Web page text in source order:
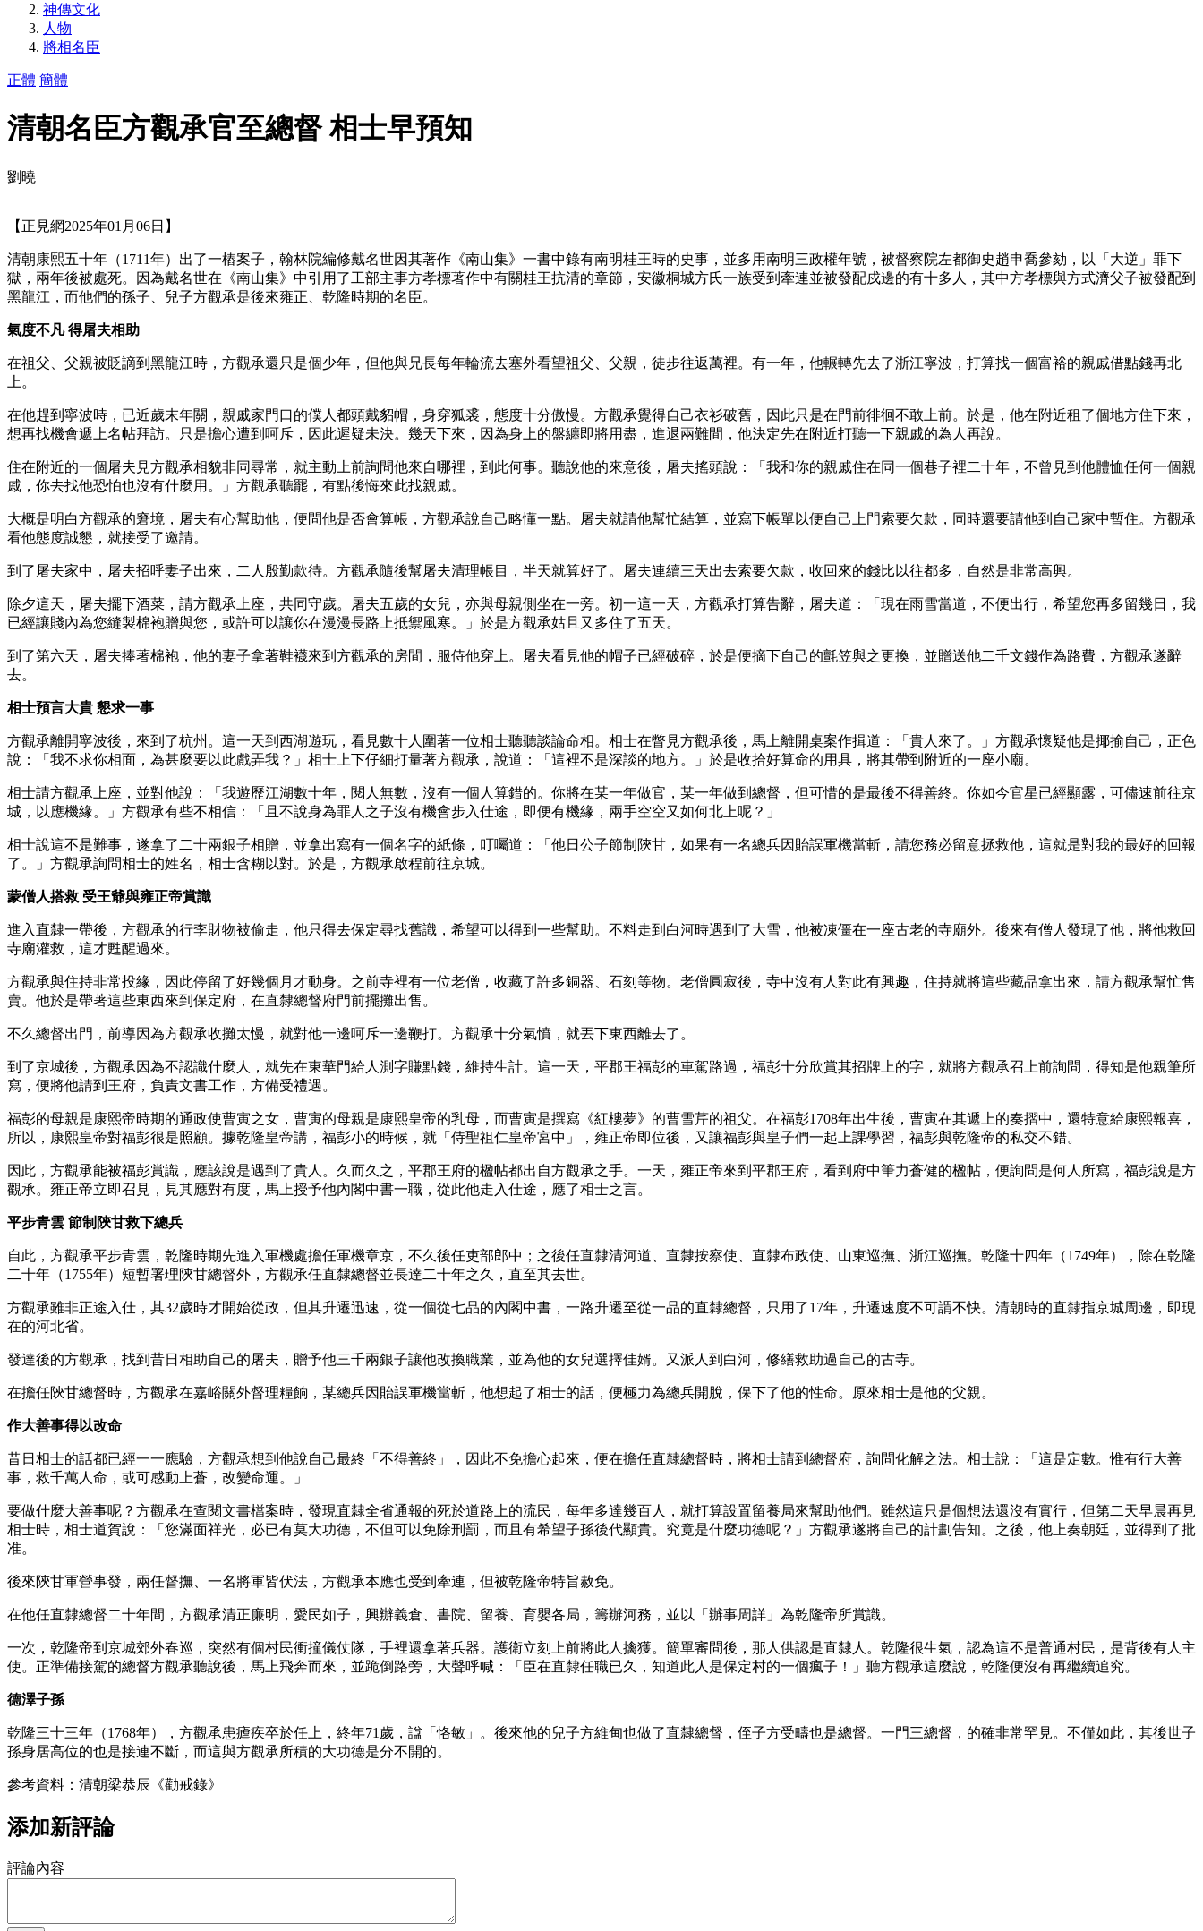
神傳文化
人物
將相名臣
正體 簡體
清朝名臣方觀承官至總督 相士早預知
劉曉
【正見網2025年01月06日】
清朝康熙五十年（1711年）出了一樁案子，翰林院編修戴名世因其著作《南山集》一書中錄有南明桂王時的史事，並多用南明三政權年號，被督察院左都御史趙申喬參劾，以「大逆」罪下
獄，兩年後被處死。因為戴名世在《南山集》中引用了工部主事方孝標著作中有關桂王抗清的章節，安徽桐城方氏一族受到牽連並被發配戍邊的有十多人，其中方孝標與方式濟父子被發配到
黑龍江，而他們的孫子、兒子方觀承是後來雍正、乾隆時期的名臣。
氣度不凡 得屠夫相助
在祖父、父親被貶謫到黑龍江時，方觀承還只是個少年，但他與兄長每年輪流去塞外看望祖父、父親，徒步往返萬裡。有一年，他輾轉先去了浙江寧波，打算找一個富裕的親戚借點錢再北
上。
在他趕到寧波時，已近歲末年關，親戚家門口的僕人都頭戴貂帽，身穿狐裘，態度十分傲慢。方觀承覺得自己衣衫破舊，因此只是在門前徘徊不敢上前。於是，他在附近租了個地方住下來，
想再找機會遞上名帖拜訪。只是擔心遭到呵斥，因此遲疑未決。幾天下來，因為身上的盤纏即將用盡，進退兩難間，他決定先在附近打聽一下親戚的為人再說。
住在附近的一個屠夫見方觀承相貌非同尋常，就主動上前詢問他來自哪裡，到此何事。聽說他的來意後，屠夫搖頭說：「我和你的親戚住在同一個巷子裡二十年，不曾見到他體恤任何一個親
戚，你去找他恐怕也沒有什麼用。」方觀承聽罷，有點後悔來此找親戚。
大概是明白方觀承的窘境，屠夫有心幫助他，便問他是否會算帳，方觀承說自己略懂一點。屠夫就請他幫忙結算，並寫下帳單以便自己上門索要欠款，同時還要請他到自己家中暫住。方觀承
看他態度誠懇，就接受了邀請。
到了屠夫家中，屠夫招呼妻子出來，二人殷勤款待。方觀承隨後幫屠夫清理帳目，半天就算好了。屠夫連續三天出去索要欠款，收回來的錢比以往都多，自然是非常高興。
除夕這天，屠夫擺下酒菜，請方觀承上座，共同守歲。屠夫五歲的女兒，亦與母親側坐在一旁。初一這一天，方觀承打算告辭，屠夫道：「現在雨雪當道，不便出行，希望您再多留幾日，我
已經讓賤內為您縫製棉袍贈與您，或許可以讓你在漫漫長路上抵禦風寒。」於是方觀承姑且又多住了五天。
到了第六天，屠夫捧著棉袍，他的妻子拿著鞋襪來到方觀承的房間，服侍他穿上。屠夫看見他的帽子已經破碎，於是便摘下自己的氈笠與之更換，並贈送他二千文錢作為路費，方觀承遂辭
去。
相士預言大貴 懇求一事
方觀承離開寧波後，來到了杭州。這一天到西湖遊玩，看見數十人圍著一位相士聽聽談論命相。相士在瞥見方觀承後，馬上離開桌案作揖道：「貴人來了。」方觀承懷疑他是揶揄自己，正色
說：「我不求你相面，為甚麼要以此戲弄我？」相士上下仔細打量著方觀承，說道：「這裡不是深談的地方。」於是收拾好算命的用具，將其帶到附近的一座小廟。
相士請方觀承上座，並對他說：「我遊歷江湖數十年，閱人無數，沒有一個人算錯的。你將在某一年做官，某一年做到總督，但可惜的是最後不得善終。你如今官星已經顯露，可儘速前往京
城，以應機緣。」方觀承有些不相信：「且不說身為罪人之子沒有機會步入仕途，即便有機緣，兩手空空又如何北上呢？」
相士說這不是難事，遂拿了二十兩銀子相贈，並拿出寫有一個名字的紙條，叮囑道：「他日公子節制陝甘，如果有一名總兵因貽誤軍機當斬，請您務必留意拯救他，這就是對我的最好的回報
了。」方觀承詢問相士的姓名，相士含糊以對。於是，方觀承啟程前往京城。
蒙僧人搭救 受王爺與雍正帝賞識
進入直隸一帶後，方觀承的行李財物被偷走，他只得去保定尋找舊識，希望可以得到一些幫助。不料走到白河時遇到了大雪，他被凍僵在一座古老的寺廟外。後來有僧人發現了他，將他救回
寺廟灌救，這才甦醒過來。
方觀承與住持非常投緣，因此停留了好幾個月才動身。之前寺裡有一位老僧，收藏了許多銅器、石刻等物。老僧圓寂後，寺中沒有人對此有興趣，住持就將這些藏品拿出來，請方觀承幫忙售
賣。他於是帶著這些東西來到保定府，在直隸總督府門前擺攤出售。
不久總督出門，前導因為方觀承收攤太慢，就對他一邊呵斥一邊鞭打。方觀承十分氣憤，就丟下東西離去了。
到了京城後，方觀承因為不認識什麼人，就先在東華門給人測字賺點錢，維持生計。這一天，平郡王福彭的車駕路過，福彭十分欣賞其招牌上的字，就將方觀承召上前詢問，得知是他親筆所
寫，便將他請到王府，負責文書工作，方備受禮遇。
福彭的母親是康熙帝時期的通政使曹寅之女，曹寅的母親是康熙皇帝的乳母，而曹寅是撰寫《紅樓夢》的曹雪芹的祖父。在福彭1708年出生後，曹寅在其遞上的奏摺中，還特意給康熙報喜，
所以，康熙皇帝對福彭很是照顧。據乾隆皇帝講，福彭小的時候，就「侍聖祖仁皇帝宮中」，雍正帝即位後，又讓福彭與皇子們一起上課學習，福彭與乾隆帝的私交不錯。
因此，方觀承能被福彭賞識，應該說是遇到了貴人。久而久之，平郡王府的楹帖都出自方觀承之手。一天，雍正帝來到平郡王府，看到府中筆力蒼健的楹帖，便詢問是何人所寫，福彭說是方
觀承。雍正帝立即召見，見其應對有度，馬上授予他內閣中書一職，從此他走入仕途，應了相士之言。
平步青雲 節制陝甘救下總兵
自此，方觀承平步青雲，乾隆時期先進入軍機處擔任軍機章京，不久後任吏部郎中；之後任直隸清河道、直隸按察使、直隸布政使、山東巡撫、浙江巡撫。乾隆十四年（1749年），除在乾隆
二十年（1755年）短暫署理陝甘總督外，方觀承任直隸總督並長達二十年之久，直至其去世。
方觀承雖非正途入仕，其32歲時才開始從政，但其升遷迅速，從一個從七品的內閣中書，一路升遷至從一品的直隸總督，只用了17年，升遷速度不可謂不快。清朝時的直隸指京城周邊，即現
在的河北省。
發達後的方觀承，找到昔日相助自己的屠夫，贈予他三千兩銀子讓他改換職業，並為他的女兒選擇佳婿。又派人到白河，修繕救助過自己的古寺。
在擔任陝甘總督時，方觀承在嘉峪關外督理糧餉，某總兵因貽誤軍機當斬，他想起了相士的話，便極力為總兵開脫，保下了他的性命。原來相士是他的父親。
作大善事得以改命
昔日相士的話都已經一一應驗，方觀承想到他說自己最終「不得善終」，因此不免擔心起來，便在擔任直隸總督時，將相士請到總督府，詢問化解之法。相士說：「這是定數。惟有行大善
事，救千萬人命，或可感動上蒼，改變命運。」
要做什麼大善事呢？方觀承在查閱文書檔案時，發現直隸全省通報的死於道路上的流民，每年多達幾百人，就打算設置留養局來幫助他們。雖然這只是個想法還沒有實行，但第二天早晨再見
相士時，相士道賀說：「您滿面祥光，必已有莫大功德，不但可以免除刑罰，而且有希望子孫後代顯貴。究竟是什麼功德呢？」方觀承遂將自己的計劃告知。之後，他上奏朝廷，並得到了批
准。
後來陝甘軍營事發，兩任督撫、一名將軍皆伏法，方觀承本應也受到牽連，但被乾隆帝特旨赦免。
在他任直隸總督二十年間，方觀承清正廉明，愛民如子，興辦義倉、書院、留養、育嬰各局，籌辦河務，並以「辦事周詳」為乾隆帝所賞識。
一次，乾隆帝到京城郊外春巡，突然有個村民衝撞儀仗隊，手裡還拿著兵器。護衛立刻上前將此人擒獲。簡單審問後，那人供認是直隸人。乾隆很生氣，認為這不是普通村民，是背後有人主
使。正準備接駕的總督方觀承聽說後，馬上飛奔而來，並跪倒路旁，大聲呼喊：「臣在直隸任職已久，知道此人是保定村的一個瘋子！」聽方觀承這麼說，乾隆便沒有再繼續追究。
德澤子孫
乾隆三十三年（1768年），方觀承患瘧疾卒於任上，終年71歲，諡「恪敏」。後來他的兒子方維甸也做了直隸總督，侄子方受疇也是總督。一門三總督，的確非常罕見。不僅如此，其後世子
孫身居高位的也是接連不斷，而這與方觀承所積的大功德是分不開的。
參考資料：清朝梁恭辰《勸戒錄》
添加新評論
評論內容